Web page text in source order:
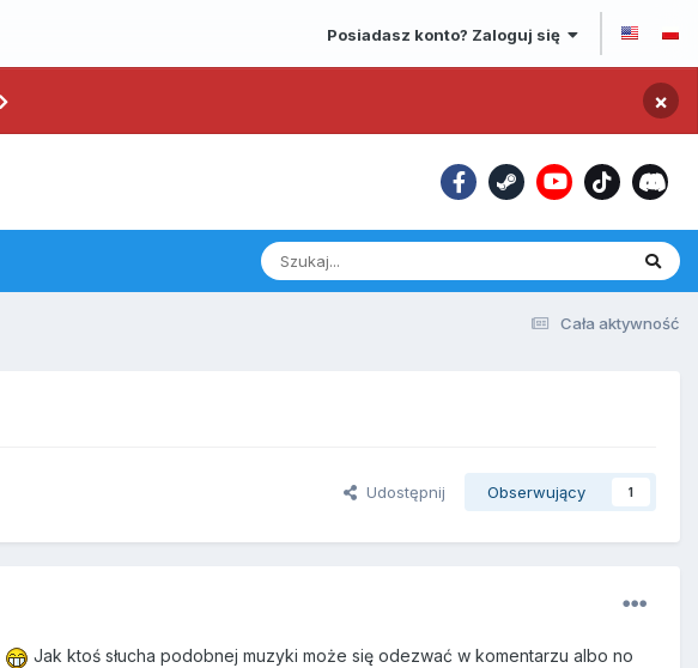
Posiadasz konto? Zaloguj się
×
Cała aktywność
Udostępnij Obserwujący 1
Jak ktoś słucha podobnej muzyki może się odezwać w komentarzu albo no